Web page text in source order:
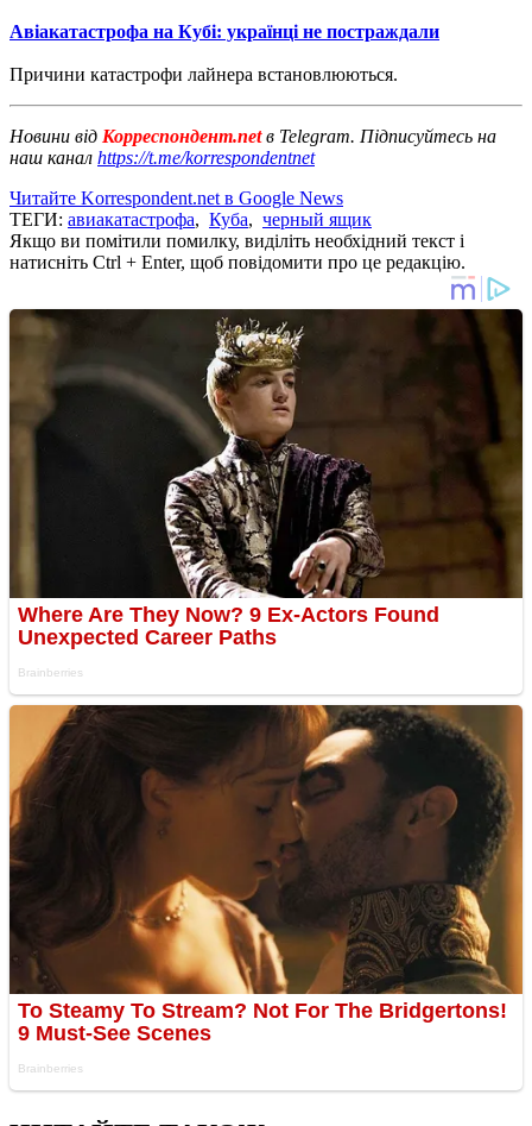
Авіакатастрофа на Кубі: українці не постраждали
Причини катастрофи лайнера встановлюються.
Новини від Корреспондент.netв Telegram. Підписуйтесь на
наш канал https://t.me/korrespondentnet
Читайте Korrespondent.net в Google News
ТЕГИ: авиакатастрофа, Куба, черный ящик
Якщо ви помітили помилку, виділіть необхідний текст і
натисніть Ctrl + Enter, щоб повідомити про це редакцію.